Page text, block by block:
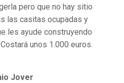
pero que no hay sitio
las casitas ocupadas y
les ayude construyendo
unos 1.000 euros.
Jover